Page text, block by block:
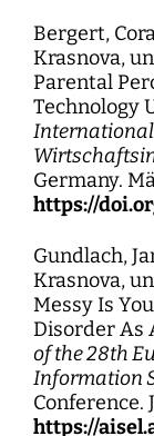
Bergert,
Krasnova,
Parental
Technology
International
Germany.
https://
Gundlach,
Krasnova,
Messy Is
Disorder As
of the 28th
Information
Conference.
https://